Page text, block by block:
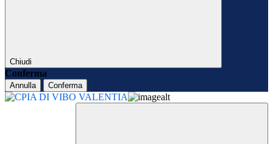
Chiudi
Conferma
Annulla Conferma